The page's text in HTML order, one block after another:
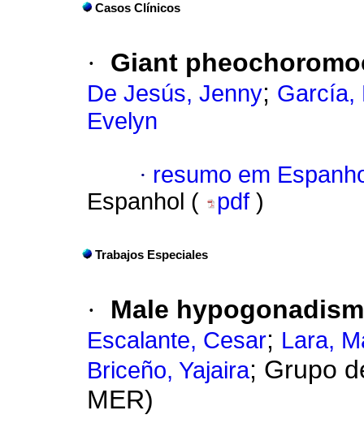
Casos Clínicos
· Giant
De Jesús, Jenny; García,
Evelyn
· resumo em
Espanhol (
pdf )
Trabajos Especiales
· Male
Escalante, Cesar; Lara,
Briceño, Yajaira; Grupo
MER)